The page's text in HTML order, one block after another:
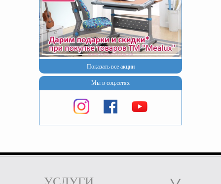
Показать все акции
Мы в соц.сетях
УСЛУГИ